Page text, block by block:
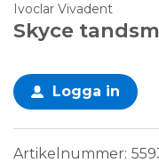
Ivoclar Vivadent
Skyce
Logga in
Artikelnummer